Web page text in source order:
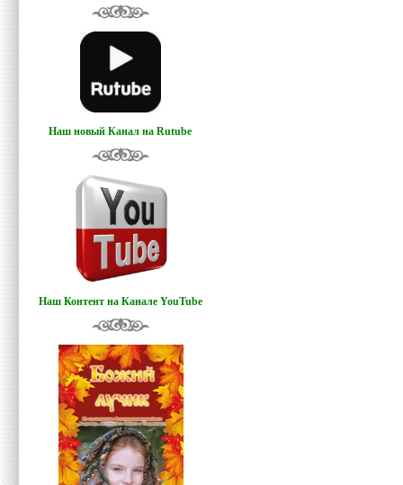
Наш новый Канал на Rutube
Наш Контент на Канале YouTube